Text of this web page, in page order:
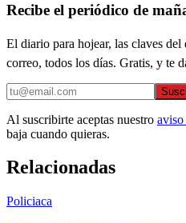
Recibe el periódico de
El diario para hojear, las claves
correo, todos los días. Gratis, y te
Al suscribirte aceptas nuestro
baja cuando quieras.
Relacionadas
Policiaca